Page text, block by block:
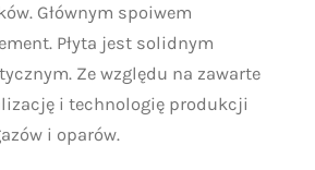
Głównym spoiwem
Płyta jest solidnym
Ze względu na zawarte
i technologię produkcji
i oparów.